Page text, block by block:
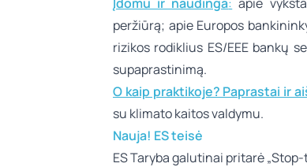
peržiūrą; apie Europos
rizikos rodiklius ES/EEE bankų
supaprastinimą.
O kaip praktikoje? Paprastai ir
su klimato kaitos valdymu.
Nauja! ES teisė
ES Taryba galutinai pritarė